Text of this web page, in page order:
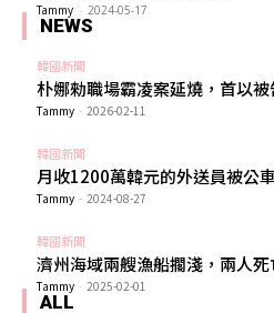
Tammy - 2024-05-17
NEWS
韓國新聞
朴娜勑職場霸凌案延燒，首以
Tammy - 2026-02-11
韓國新聞
月收1200萬韓元的外送員被公
Tammy - 2024-08-27
韓國新聞
濟州海域兩艘漁船擱淺，兩人
Tammy - 2025-02-01
ALL